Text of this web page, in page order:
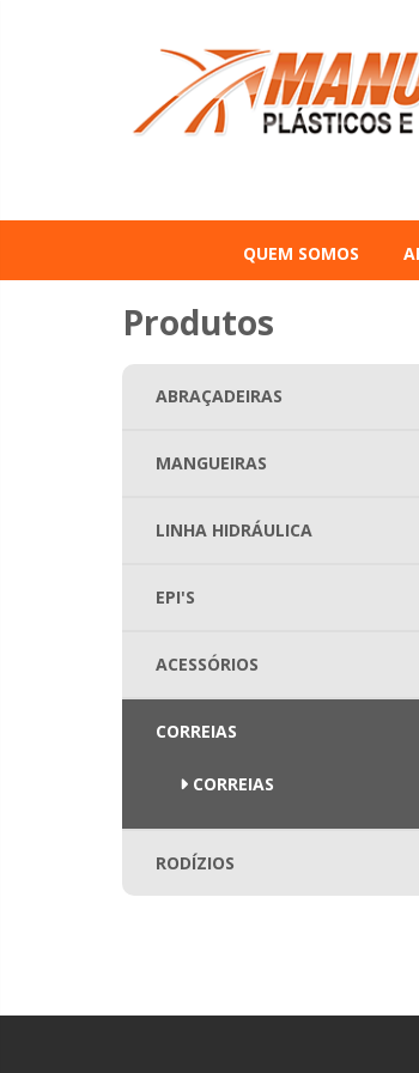
QUEM SOMOS
Produtos
ABRAÇADEIRAS
MANGUEIRAS
LINHA HIDRÁULICA
EPI'S
ACESSÓRIOS
CORREIAS
CORREIAS
RODÍZIOS